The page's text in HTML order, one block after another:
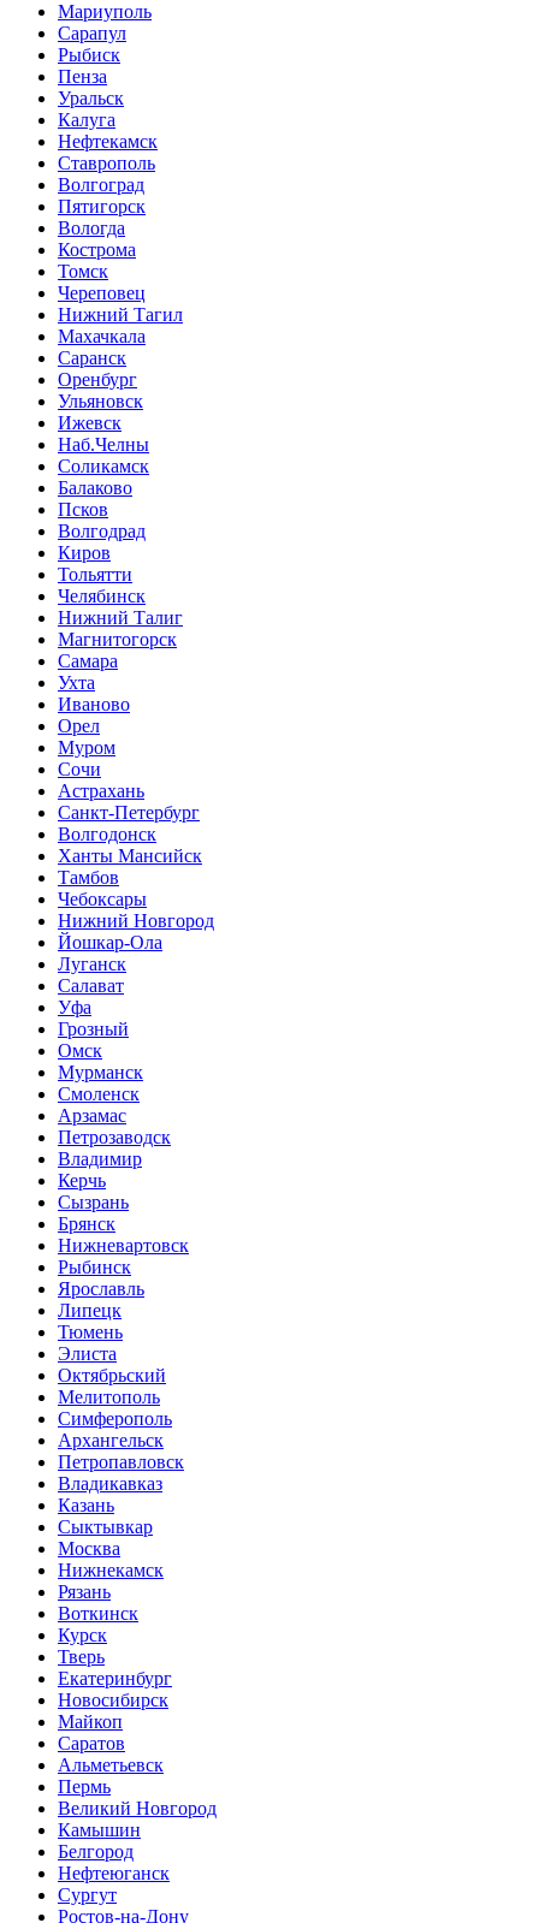
Мариуполь
Сарапул
Рыбиск
Пенза
Уральск
Калуга
Нефтекамск
Ставрополь
Волгоград
Пятигорск
Вологда
Кострома
Томск
Череповец
Нижний Тагил
Махачкала
Саранск
Оренбург
Ульяновск
Ижевск
Наб.Челны
Соликамск
Балаково
Псков
Волгодрад
Киров
Тольятти
Челябинск
Нижний Талиг
Магнитогорск
Самара
Ухта
Иваново
Орел
Муром
Сочи
Астрахань
Санкт-Петербург
Волгодонск
Ханты Мансийск
Тамбов
Чебоксары
Нижний Новгород
Йошкар-Ола
Луганск
Салават
Уфа
Грозный
Омск
Мурманск
Смоленск
Арзамас
Петрозаводск
Владимир
Керчь
Сызрань
Брянск
Нижневартовск
Рыбинск
Ярославль
Липецк
Тюмень
Элиста
Октябрьский
Мелитополь
Симферополь
Архангельск
Петропавловск
Владикавказ
Казань
Сыктывкар
Москва
Нижнекамск
Рязань
Воткинск
Курск
Тверь
Екатеринбург
Новосибирск
Майкоп
Саратов
Альметьевск
Пермь
Великий Новгород
Камышин
Белгород
Нефтеюганск
Сургут
Ростов-на-Дону